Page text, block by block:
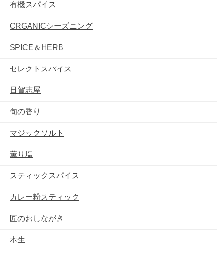
有機スパイス
ORGANICシーズニング
SPICE＆HERB
セレクトスパイス
日賀志屋
旬の香り
マジックソルト
薫り塩
スティックスパイス
カレー粉スティック
匠のおしながき
本生